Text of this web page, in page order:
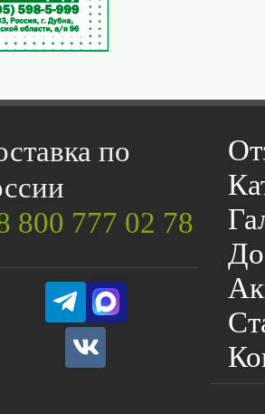
по
800 777 02 78